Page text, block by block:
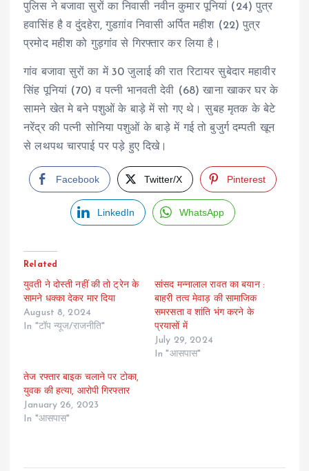
पुलिस ने बजावा सुरों का निवासी नवीन कुमार पूनियां (24) पुत्र
हवासिंह है व दुंदहेरा, गुडग़ांव निवासी अर्पित महीश (22) पुत्र
प्रमोद महीश को गुड़गांव से गिरफ्तार कर लिया है।
गांव बजावा सुरों का में 30 जुलाई की रात रिटायर सुबेदार महावीर
सिंह पूनियां (70) व पत्नी भानवती देवी (68) खाना खाकर घर के
सामने खेत मे बने पशुओं के बाड़े में सो गए थे। सुबह मृतक के बेटे
नरेंद्र की पत्नी सोनिया पशुओं के बाड़े में गई तो बुजुर्ग दम्पती खून
से लथपथ चारपाई पर पड़े हुए दिखे।
Facebook Twitter/X Pinterest
LinkedIn WhatsApp
Related
युवती ने दोस्ती नहीं की तो ट्रेन के
सामने धक्का देकर मार दिया
August 8, 2024
In "टॉप न्यूज/राजनीति"
सांसद मन्नालाल रावत का बयान :
बाहरी तत्व मेवाड़ की सामाजिक
समरसता व शांति भंग करने के
प्रयासों में
July 29, 2024
In "आसपास"
तेज रफ्तार बाइक चलाने पर टोका,
युवक की हत्या, आरोपी गिरफ्तार
January 26, 2023
In "आसपास"